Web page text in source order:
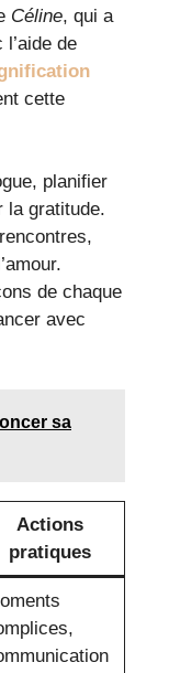
Céline, qui a
de
cette
planifier
la gratitude.
de chaque
avec
sa
Actions
pratiques